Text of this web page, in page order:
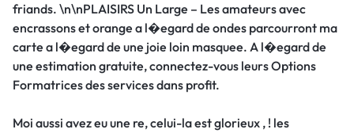
friands. \n\nPLAISIRS Un Large – Les amateurs avec
encrassons et orange a l�egard de ondes parcourront ma
carte a l�egard de une joie loin masquee. A l�egard de
une estimation gratuite, connectez-vous leurs Options
Formatrices des services dans profit.
Moi aussi avez eu une re, celui-la est glorieux , ! les